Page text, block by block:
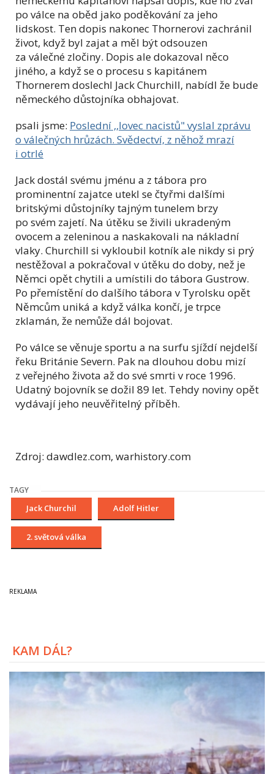
po válce na oběd jako poděkování za jeho
lidskost. Ten dopis nakonec Thornerovi zachránil
život, když byl zajat a měl být odsouzen
za válečné zločiny. Dopis ale dokazoval něco
jiného, a když se o procesu s kapitánem
Thornerem doslechl Jack Churchill, nabídl že bude
německého důstojníka obhajovat.
psali jsme: Poslední ,,lovec nacistů" vyslal zprávu
o válečných hrůzách. Svědectví, z něhož mrazí
i otrlé
Jack dostál svému jménu a z tábora pro
prominentní zajatce utekl se čtyřmi dalšími
britskými důstojníky tajným tunelem brzy
po svém zajetí. Na útěku se živili ukradeným
ovocem a zeleninou a naskakovali na nákladní
vlaky. Churchill si vykloubil kotník ale nikdy si prý
nestěžoval a pokračoval v útěku do doby, než je
Němci opět chytili a umístili do tábora Gustrow.
Po přemístění do dalšího tábora v Tyrolsku opět
Němcům uniká a když válka končí, je trpce
zklamán, že nemůže dál bojovat.
Po válce se věnuje sportu a na surfu sjíždí nejdelší
řeku Británie Severn. Pak na dlouhou dobu mizí
z veřejného života až do své smrti v roce 1996.
Udatný bojovník se dožil 89 let. Tehdy noviny opět
vydávají jeho neuvěřitelný příběh.
Zdroj: dawdlez.com, warhistory.com
TAGY
Jack Churchil Adolf Hitler
2. světová válka
KAM DÁL?